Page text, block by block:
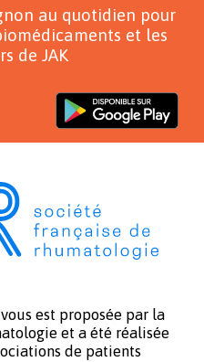
au quotidien pour
et les
de JAK
est proposée par la
et a été réalisée
de patients